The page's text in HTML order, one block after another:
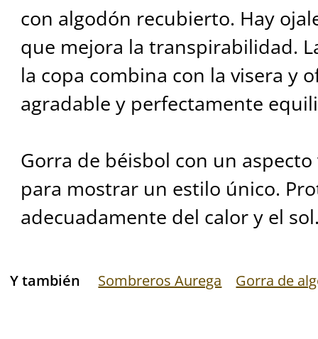
con algodón recubierto. Hay
que mejora la transpirabilidad.
la copa combina con la visera y
agradable y perfectamente
Gorra de béisbol con un
para mostrar un estilo único.
adecuadamente del calor y el
Y también Sombreros Aurega Gorra de